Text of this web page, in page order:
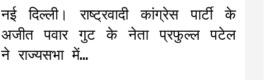
नई दिल्ली। राष्ट्रवादी कांग्रेस पार्टी के
अजीत पवार गुट के नेता प्रफुल्ल पटेल
ने राज्यसभा में…